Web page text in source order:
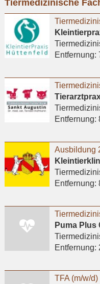
eingeben
Tiermedizinische
Entfernung:
Entfernung:
Entfernung:
Puma Plus
Entfernung:
TFA (m/w/